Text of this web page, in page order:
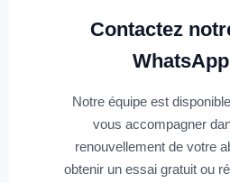
Contactez
Notre équipe est disponible
vous accompagner
renouvellement de votre
obtenir un essai gratuit ou